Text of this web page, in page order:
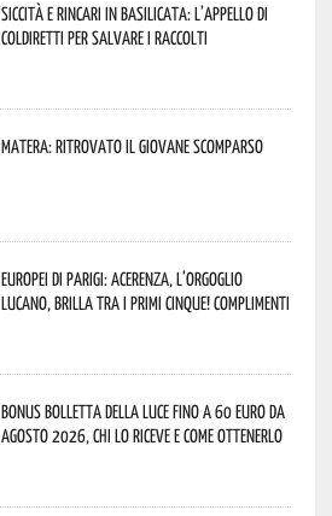
Siccità e rincari in Basilicata: l’appello di
Coldiretti per salvare i raccolti
Matera: ritrovato il giovane scomparso
Europei di Parigi: Acerenza, l’orgoglio
lucano, brilla tra i primi cinque! Complimenti
Bonus bolletta della luce fino a 60 euro da
agosto 2026, chi lo riceve e come ottenerlo